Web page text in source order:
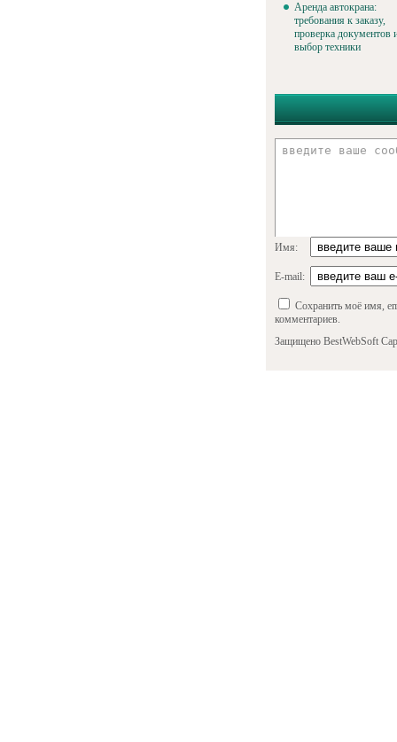
Аренда автокрана:
требования к заказу,
проверка документов
выбор техники
Имя:
E-mail:
Сохранить моё имя,
комментариев.
Защищено BestWebSoft